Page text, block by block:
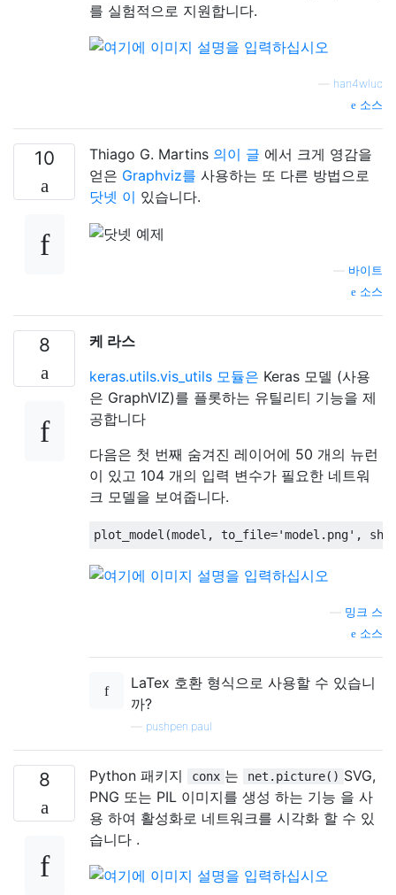
           relu   #####        4096
를 실험적으로 지원합니다.
han4wluc
소스
10 Thiago G. Martins 의이 글 에서 크게 영감을
얻은 Graphviz를 사용하는 또 다른 방법으로
닷넷 이 있습니다.
바이트
소스
8
케 라스
keras.utils.vis_utils 모듈은 Keras 모델 (사용
은 GraphVIZ)를 플롯하는 유틸리티 기능을 제
공합니다
다음은 첫 번째 숨겨진 레이어에 50 개의 뉴런
이 있고 104 개의 입력 변수가 필요한 네트워
크 모델을 보여줍니다.
밍크 스
소스
LaTex 호환 형식으로 사용할 수 있습니
까?
pushpen.paul
8 Python 패키지 conx 는 net.picture() SVG,
PNG 또는 PIL 이미지를 생성 하는 기능 을 사
용 하여 활성화로 네트워크를 시각화 할 수 있
습니다 .